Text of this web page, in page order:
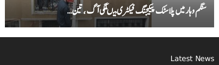
سنگم وہار میں پلاسٹک پیکیجنگ فیکٹری میںلگی آگ ، تین…
Latest News